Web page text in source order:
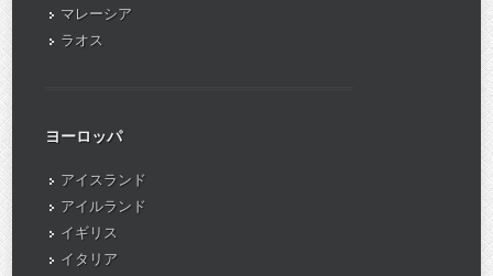
マレーシア
ラオス
ヨーロッパ
アイスランド
アイルランド
イギリス
イタリア